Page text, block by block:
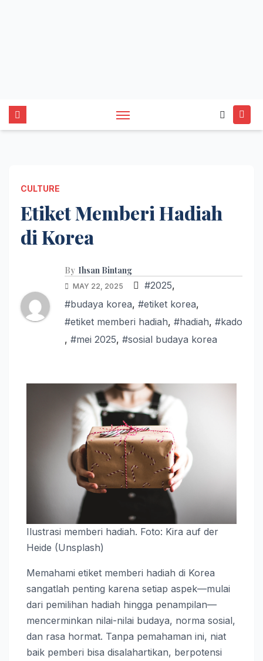
CULTURE
Etiket Memberi Hadiah
di Korea
By Ihsan Bintang
MAY 22, 2025 #2025,
#budaya korea, #etiket korea,
#etiket memberi hadiah, #hadiah, #kado
, #mei 2025, #sosial budaya korea
Ilustrasi memberi hadiah. Foto: Kira auf der
Heide (Unsplash)
Memahami etiket memberi hadiah di Korea
sangatlah penting karena setiap aspek—mulai
dari pemilihan hadiah hingga penampilan—
mencerminkan nilai-nilai budaya, norma sosial,
dan rasa hormat. Tanpa pemahaman ini, niat
baik pemberi bisa disalahartikan, berpotensi